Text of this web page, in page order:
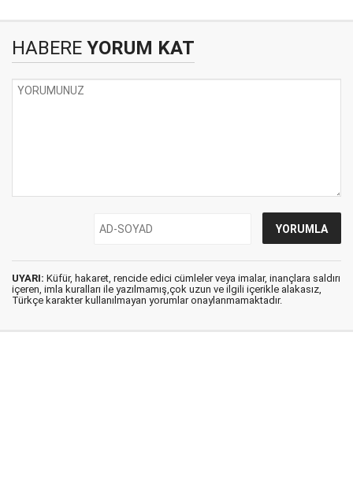
HABERE YORUM KAT
UYARI: Küfür, hakaret, rencide edici cümleler veya imalar, inançlara saldırı
içeren, imla kuralları ile yazılmamış,çok uzun ve ilgili içerikle alakasız,
Türkçe karakter kullanılmayan yorumlar onaylanmamaktadır.